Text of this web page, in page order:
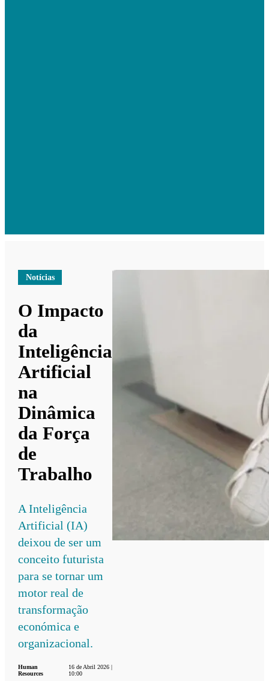
Notícias
O Impacto
da
Inteligência
Artificial
na
Dinâmica
da Força
de
Trabalho
A Inteligência
Artificial (IA)
deixou de ser um
conceito futurista
para se tornar um
motor real de
transformação
económica e
organizacional.
Human
Resources
16 de Abril 2026 |
10:00